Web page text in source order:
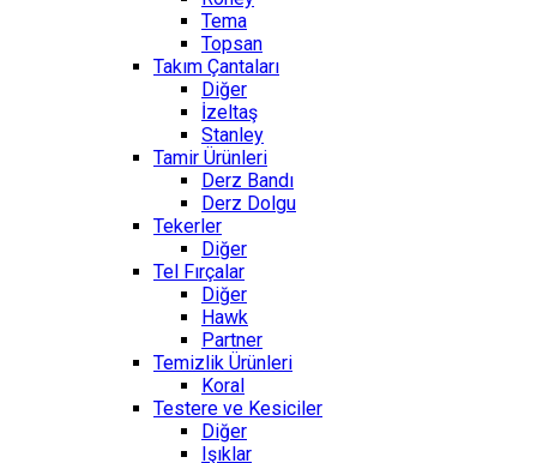
Tema
Topsan
Takım Çantaları
Diğer
İzeltaş
Stanley
Tamir Ürünleri
Derz Bandı
Derz Dolgu
Tekerler
Diğer
Tel Fırçalar
Diğer
Hawk
Partner
Temizlik Ürünleri
Koral
Testere ve Kesiciler
Diğer
Işıklar